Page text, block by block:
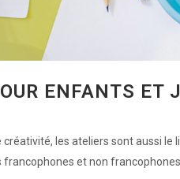
ENFANTS
les ateliers sont aussi
et non